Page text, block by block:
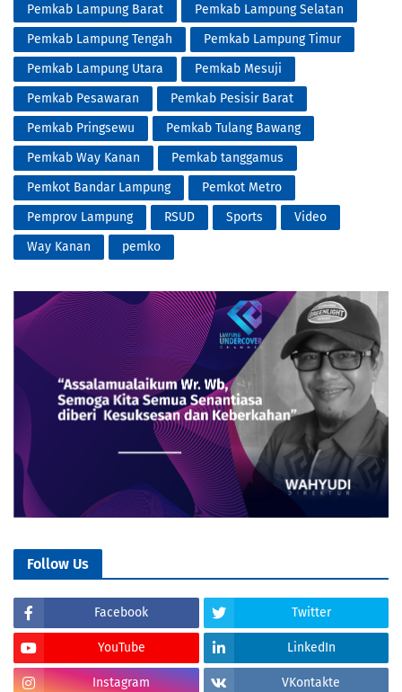
Pemkab Lampung Barat
Pemkab Lampung Selatan
Pemkab Lampung Tengah
Pemkab Lampung Timur
Pemkab Lampung Utara
Pemkab Mesuji
Pemkab Pesawaran
Pemkab Pesisir Barat
Pemkab Pringsewu
Pemkab Tulang Bawang
Pemkab Way Kanan
Pemkab tanggamus
Pemkot Bandar Lampung
Pemkot Metro
Pemprov Lampung
RSUD Sports
Video
Way Kanan
pemko
Follow Us
Facebook Twitter
YouTube LinkedIn
Instagram VKontakte